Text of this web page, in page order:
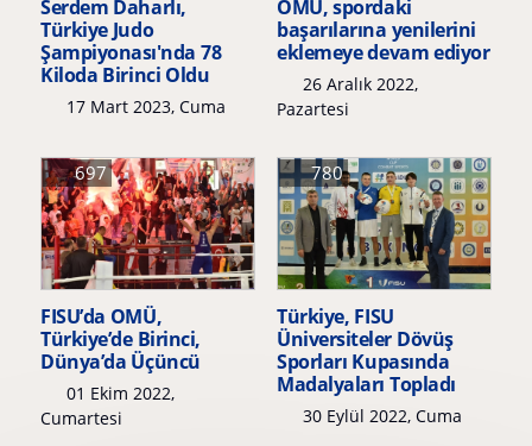
Serdem Daharlı,
Türkiye Judo
Şampiyonası'nda 78
Kiloda Birinci Oldu
17 Mart 2023, Cuma
OMÜ, spordaki
başarılarına yenilerini
eklemeye devam ediyor
26 Aralık 2022,
Pazartesi
FISU’da OMÜ,
Türkiye’de Birinci,
Dünya’da Üçüncü
01 Ekim 2022,
Cumartesi
697
Türkiye, FISU
Üniversiteler Dövüş
Sporları Kupasında
Madalyaları Topladı
30 Eylül 2022, Cuma
780